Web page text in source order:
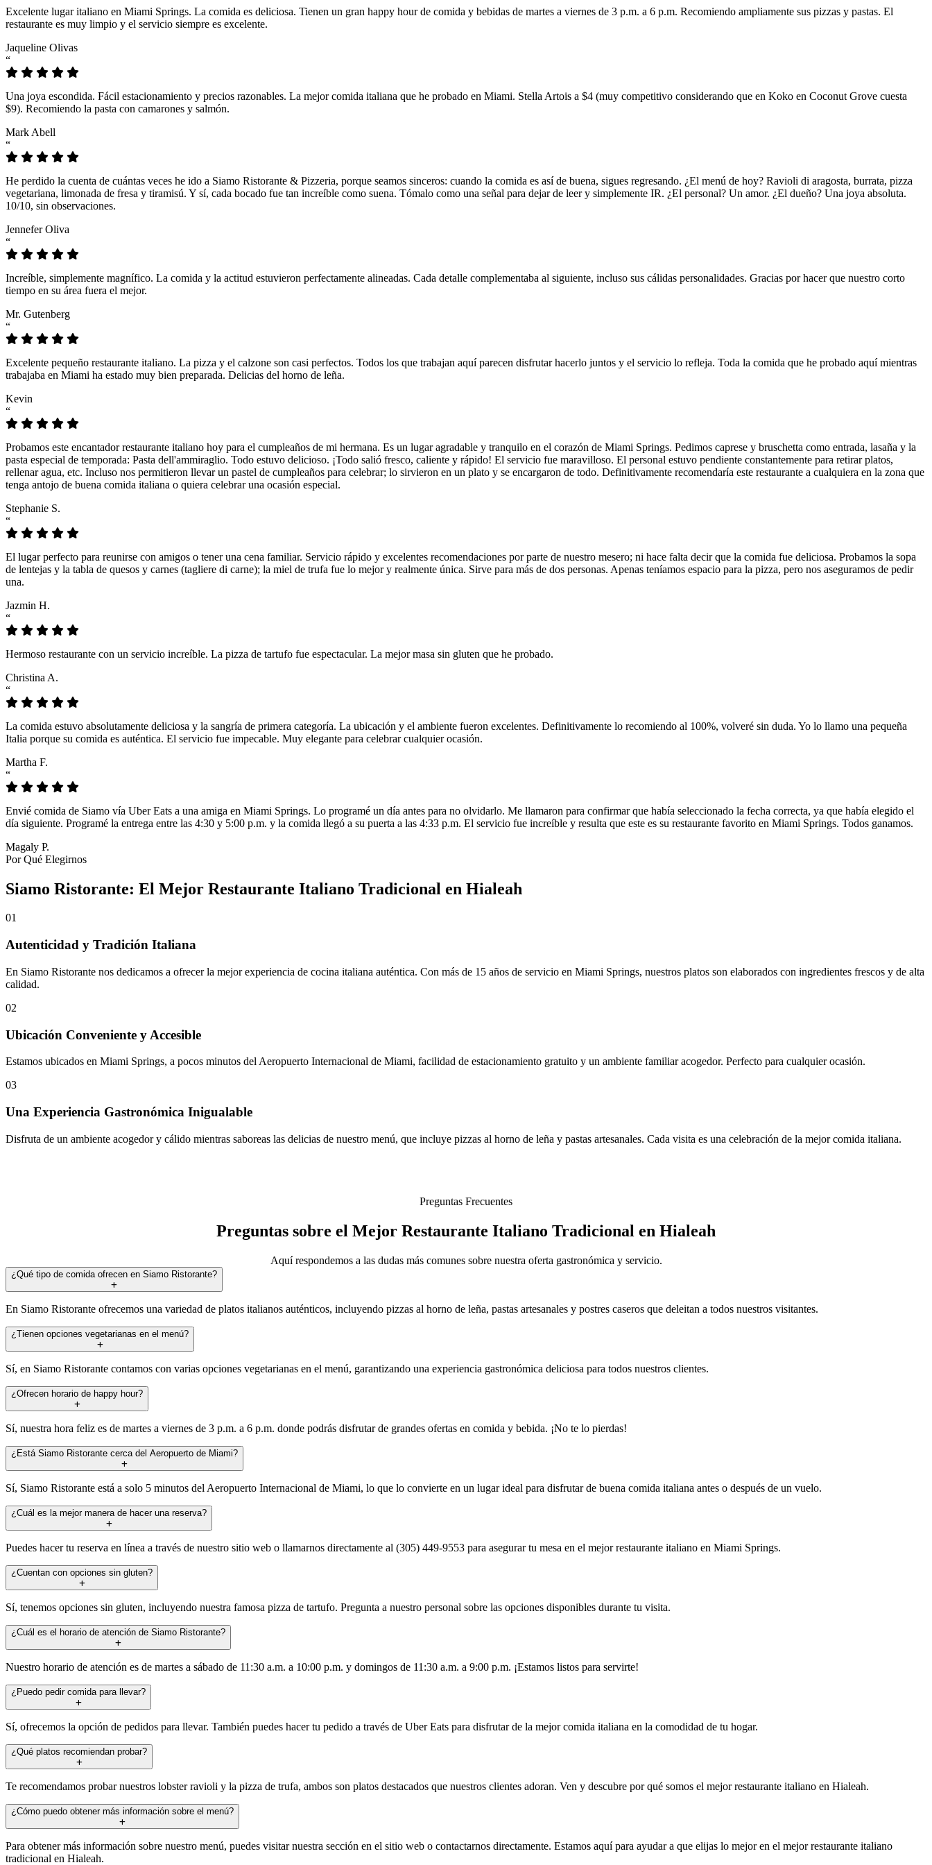
Excelente lugar italiano en Miami Springs. La comida es deliciosa. Tienen un gran happy hour de comida y bebidas de martes a viernes de 3 p.m. a 6 p.m. Recomiendo ampliamente sus pizzas y pastas. El
restaurante es muy limpio y el servicio siempre es excelente.
Jaqueline Olivas
“
Una joya escondida. Fácil estacionamiento y precios razonables. La mejor comida italiana que he probado en Miami. Stella Artois a $4 (muy competitivo considerando que en Koko en Coconut Grove cuesta
$9). Recomiendo la pasta con camarones y salmón.
Mark Abell
“
He perdido la cuenta de cuántas veces he ido a Siamo Ristorante & Pizzeria, porque seamos sinceros: cuando la comida es así de buena, sigues regresando. ¿El menú de hoy? Ravioli di aragosta, burrata, pizza
vegetariana, limonada de fresa y tiramisú. Y sí, cada bocado fue tan increíble como suena. Tómalo como una señal para dejar de leer y simplemente IR. ¿El personal? Un amor. ¿El dueño? Una joya absoluta.
10/10, sin observaciones.
Jennefer Oliva
“
Increíble, simplemente magnífico. La comida y la actitud estuvieron perfectamente alineadas. Cada detalle complementaba al siguiente, incluso sus cálidas personalidades. Gracias por hacer que nuestro corto
tiempo en su área fuera el mejor.
Mr. Gutenberg
“
Excelente pequeño restaurante italiano. La pizza y el calzone son casi perfectos. Todos los que trabajan aquí parecen disfrutar hacerlo juntos y el servicio lo refleja. Toda la comida que he probado aquí mientras
trabajaba en Miami ha estado muy bien preparada. Delicias del horno de leña.
Kevin
“
Probamos este encantador restaurante italiano hoy para el cumpleaños de mi hermana. Es un lugar agradable y tranquilo en el corazón de Miami Springs. Pedimos caprese y bruschetta como entrada, lasaña y la
pasta especial de temporada: Pasta dell'ammiraglio. Todo estuvo delicioso. ¡Todo salió fresco, caliente y rápido! El servicio fue maravilloso. El personal estuvo pendiente constantemente para retirar platos,
rellenar agua, etc. Incluso nos permitieron llevar un pastel de cumpleaños para celebrar; lo sirvieron en un plato y se encargaron de todo. Definitivamente recomendaría este restaurante a cualquiera en la zona que
tenga antojo de buena comida italiana o quiera celebrar una ocasión especial.
Stephanie S.
“
El lugar perfecto para reunirse con amigos o tener una cena familiar. Servicio rápido y excelentes recomendaciones por parte de nuestro mesero; ni hace falta decir que la comida fue deliciosa. Probamos la sopa
de lentejas y la tabla de quesos y carnes (tagliere di carne); la miel de trufa fue lo mejor y realmente única. Sirve para más de dos personas. Apenas teníamos espacio para la pizza, pero nos aseguramos de pedir
una.
Jazmin H.
“
Hermoso restaurante con un servicio increíble. La pizza de tartufo fue espectacular. La mejor masa sin gluten que he probado.
Christina A.
“
La comida estuvo absolutamente deliciosa y la sangría de primera categoría. La ubicación y el ambiente fueron excelentes. Definitivamente lo recomiendo al 100%, volveré sin duda. Yo lo llamo una pequeña
Italia porque su comida es auténtica. El servicio fue impecable. Muy elegante para celebrar cualquier ocasión.
Martha F.
“
Envié comida de Siamo vía Uber Eats a una amiga en Miami Springs. Lo programé un día antes para no olvidarlo. Me llamaron para confirmar que había seleccionado la fecha correcta, ya que había elegido el
día siguiente. Programé la entrega entre las 4:30 y 5:00 p.m. y la comida llegó a su puerta a las 4:33 p.m. El servicio fue increíble y resulta que este es su restaurante favorito en Miami Springs. Todos ganamos.
Magaly P.
Por Qué Elegirnos
Siamo Ristorante: El Mejor Restaurante Italiano Tradicional en Hialeah
01
Autenticidad y Tradición Italiana
En Siamo Ristorante nos dedicamos a ofrecer la mejor experiencia de cocina italiana auténtica. Con más de 15 años de servicio en Miami Springs, nuestros platos son elaborados con ingredientes frescos y de alta
calidad.
02
Ubicación Conveniente y Accesible
Estamos ubicados en Miami Springs, a pocos minutos del Aeropuerto Internacional de Miami, facilidad de estacionamiento gratuito y un ambiente familiar acogedor. Perfecto para cualquier ocasión.
03
Una Experiencia Gastronómica Inigualable
Disfruta de un ambiente acogedor y cálido mientras saboreas las delicias de nuestro menú, que incluye pizzas al horno de leña y pastas artesanales. Cada visita es una celebración de la mejor comida italiana.
Preguntas Frecuentes
Preguntas sobre el Mejor Restaurante Italiano Tradicional en Hialeah
Aquí respondemos a las dudas más comunes sobre nuestra oferta gastronómica y servicio.
¿Qué tipo de comida ofrecen en Siamo Ristorante?
En Siamo Ristorante ofrecemos una variedad de platos italianos auténticos, incluyendo pizzas al horno de leña, pastas artesanales y postres caseros que deleitan a todos nuestros visitantes.
¿Tienen opciones vegetarianas en el menú?
Sí, en Siamo Ristorante contamos con varias opciones vegetarianas en el menú, garantizando una experiencia gastronómica deliciosa para todos nuestros clientes.
¿Ofrecen horario de happy hour?
Sí, nuestra hora feliz es de martes a viernes de 3 p.m. a 6 p.m. donde podrás disfrutar de grandes ofertas en comida y bebida. ¡No te lo pierdas!
¿Está Siamo Ristorante cerca del Aeropuerto de Miami?
Sí, Siamo Ristorante está a solo 5 minutos del Aeropuerto Internacional de Miami, lo que lo convierte en un lugar ideal para disfrutar de buena comida italiana antes o después de un vuelo.
¿Cuál es la mejor manera de hacer una reserva?
Puedes hacer tu reserva en línea a través de nuestro sitio web o llamarnos directamente al (305) 449-9553 para asegurar tu mesa en el mejor restaurante italiano en Miami Springs.
¿Cuentan con opciones sin gluten?
Sí, tenemos opciones sin gluten, incluyendo nuestra famosa pizza de tartufo. Pregunta a nuestro personal sobre las opciones disponibles durante tu visita.
¿Cuál es el horario de atención de Siamo Ristorante?
Nuestro horario de atención es de martes a sábado de 11:30 a.m. a 10:00 p.m. y domingos de 11:30 a.m. a 9:00 p.m. ¡Estamos listos para servirte!
¿Puedo pedir comida para llevar?
Sí, ofrecemos la opción de pedidos para llevar. También puedes hacer tu pedido a través de Uber Eats para disfrutar de la mejor comida italiana en la comodidad de tu hogar.
¿Qué platos recomiendan probar?
Te recomendamos probar nuestros lobster ravioli y la pizza de trufa, ambos son platos destacados que nuestros clientes adoran. Ven y descubre por qué somos el mejor restaurante italiano en Hialeah.
¿Cómo puedo obtener más información sobre el menú?
Para obtener más información sobre nuestro menú, puedes visitar nuestra sección en el sitio web o contactarnos directamente. Estamos aquí para ayudar a que elijas lo mejor en el mejor restaurante italiano
tradicional en Hialeah.